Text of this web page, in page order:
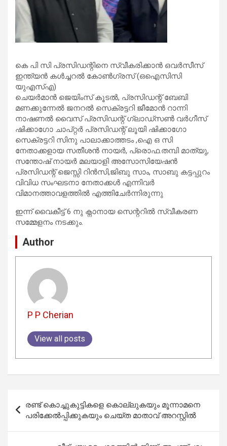
കെ പി സി പ്രസിഡന്റിനെ സ്വീകരിക്കാൻ ഒവർസീസ്
ഇന്ത്യൻ കൾച്ചറൽ കോൺഗ്രസ് (ഒഐസിസി
യുഎസ്എ)
ചെയർമാൻ ജെയിംസ് കൂടൽ, പ്രസിഡന്റ് ബേബി
മണക്കുന്നേൽ ജനറൽ സെക്രട്ടറി ജീമോൻ റാന്നി
നാഷണൽ വൈസ് പ്രസിഡന്റ് ഗ്ലാഡ്‌സൺ വർഗീസ്
ഷിക്കാഗോ ചാപ്റ്റർ പ്രസിഡന്റ് ലൂയി ഷിക്കാഗോ
സെക്രട്ടറി സിനു പാലാക്കാത്തടം ,ഐ ഒ സി
നേതാക്കളായ സതീശൻ നായർ, പ്രൊഫ.തമ്പി മാത്യു,
സന്തോഷ് നായർ മലയാളി അസോസിയേഷൻ
പ്രസിഡന്റ് ജെസ്സി റിൻസി,ജിബു സാം, സാബു കട്ടപ്പുറം
വിവിധ സംഘടനാ നേതാക്കൾ എന്നിവർ
വിമാനത്താവളത്തിൽ എത്തിചേർന്നിരുന്നു
ഇന്ന് വൈകീട്ട് 6 നു ക്നാനായ സെന്ററിൽ സ്വീകരണ
സമ്മേളനം നടക്കും.
Author
P P Cherian
View all posts
navigation
രണ്ട് കൊച്ചുകുട്ടികളെ കൊല്ലുകയും മൂന്നാമനെ
പരിക്കേൽപ്പിക്കുകയും ചെയ്ത മാതാവ് അറസ്റ്റിൽ